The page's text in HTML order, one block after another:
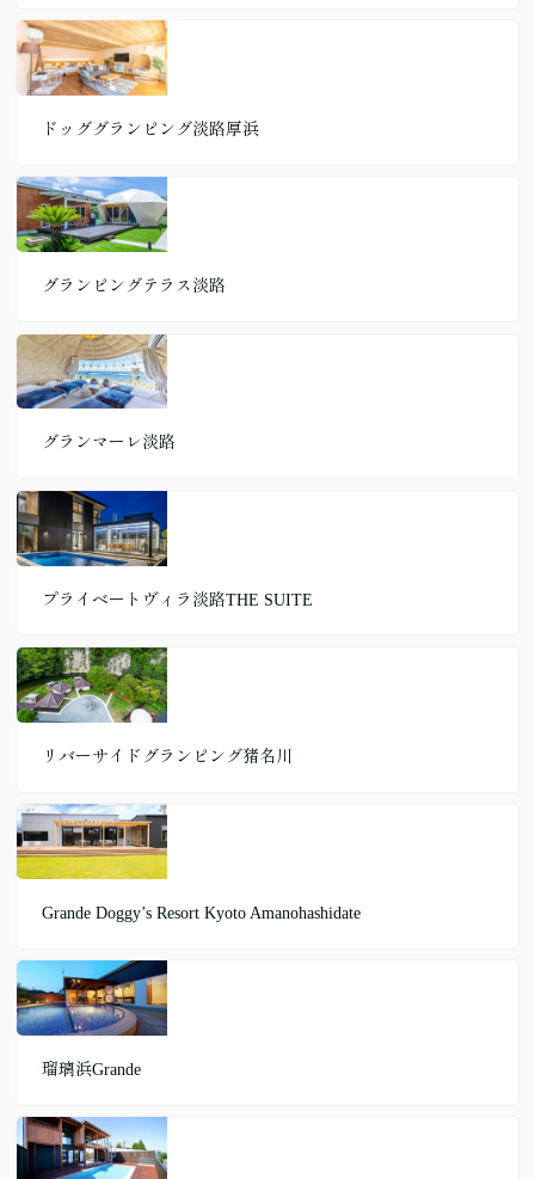
ドッググランピング淡路厚浜
グランピングテラス淡路
グランマーレ淡路
プライベートヴィラ淡路THE SUITE
リバーサイドグランピング猪名川
Grande Doggy’s Resort Kyoto Amanohashidate
瑠璃浜Grande